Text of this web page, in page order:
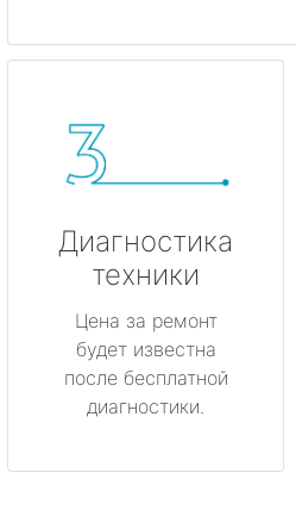
Диагностика
техники
Цена за ремонт
будет известна
после бесплатной
диагностики.